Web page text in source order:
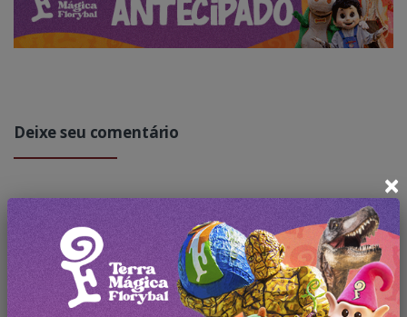
Deixe seu comentário
Faça
para comentar a
publicação.
×